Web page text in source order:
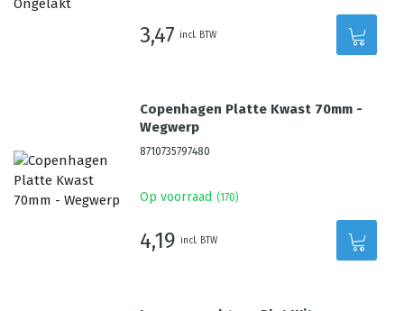
3,47 incl. BTW
Copenhagen Platte Kwast 70mm -
Wegwerp
8710735797480
Op voorraad (170)
4,19 incl. BTW